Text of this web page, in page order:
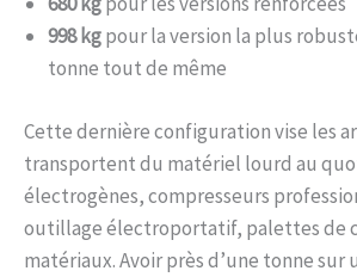
998 kgpour la version la plus
tonne tout de même
Cette dernière configuration vise les
transportent du matériel lourd au
électrogènes, compresseurs
outillage électroportatif, palettes de
matériaux. Avoir près d’une tonne sur